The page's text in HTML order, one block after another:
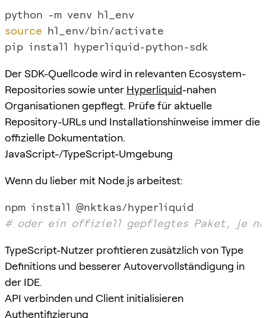
source hl_env/bin/activate
Der SDK-Quellcode wird in relevanten Ecosystem-
Repositories sowie unter Hyperliquid-nahen
Organisationen gepflegt. Prüfe für aktuelle
Repository-URLs und Installationshinweise immer die
offizielle Dokumentation.
JavaScript-/TypeScript-Umgebung
Wenn du lieber mit Node.js arbeitest:
# oder ein offiziell gepflegtes Paket, je
TypeScript-Nutzer profitieren zusätzlich von Type
Definitions und besserer Autovervollständigung in
der IDE.
API verbinden und Client initialisieren
Authentifizierung